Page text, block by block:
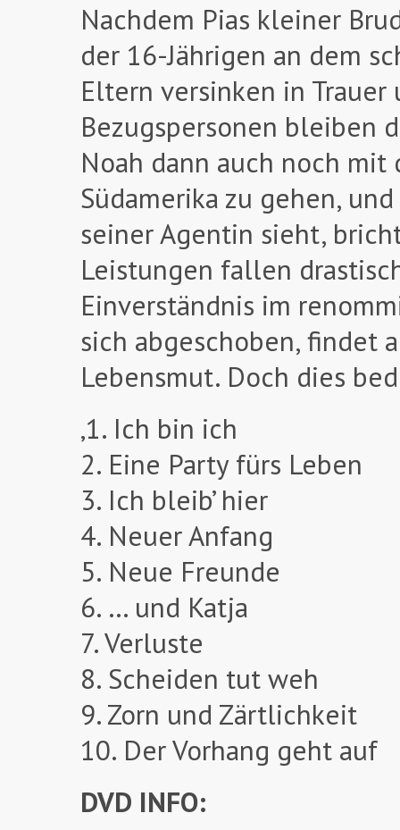
Nachdem Pias kleiner
der 16-Jährigen an dem
Eltern versinken in
Bezugspersonen bleiben
Noah dann auch noch mit
Südamerika zu gehen,
seiner Agentin sieht,
Leistungen fallen
Einverständnis im
sich abgeschoben, findet
Lebensmut. Doch dies
‚1. Ich bin ich
2. Eine Party fürs Leben
3. Ich bleib’ hier
4. Neuer Anfang
5. Neue Freunde
6. … und Katja
7. Verluste
8. Scheiden tut weh
9. Zorn und Zärtlichkeit
10. Der Vorhang geht auf
DVD INFO: